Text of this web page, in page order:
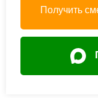
Получить